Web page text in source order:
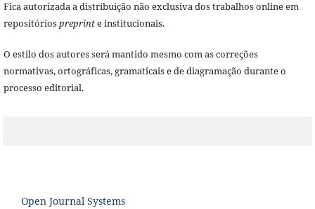
Fica autorizada a distribuição não exclusiva dos trabalhos online em
repositóriospreprinte institucionais.
O estilo dos autores será mantido mesmo com as correções
normativas, ortográficas, gramaticais e de diagramação durante o
processo editorial.
Open Journal Systems